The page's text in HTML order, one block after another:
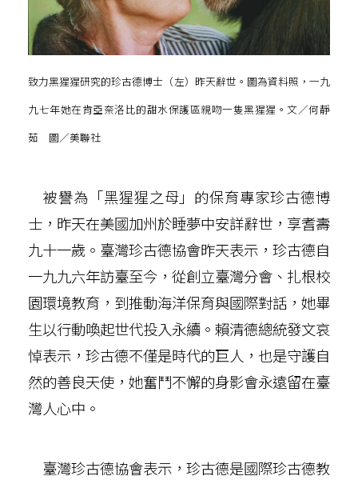
致力黑猩猩研究的珍古德博士（左）昨天辭世。圖為資料照，一九
九七年她在肯亞奈洛比的甜水保護區親吻一隻黑猩猩。文／何靜
茹 圖／美聯社
被譽為「黑猩猩之母」的保育專家珍古德博
士，昨天在美國加州於睡夢中安詳辭世，享耆壽
九十一歲。臺灣珍古德協會昨天表示，珍古德自
一九九六年訪臺至今，從創立臺灣分會、扎根校
園環境教育，到推動海洋保育與國際對話，她畢
生以行動喚起世代投入永續。賴清德總統發文哀
悼表示，珍古德不僅是時代的巨人，也是守護自
然的善良天使，她奮鬥不懈的身影會永遠留在臺
灣人心中。
臺灣珍古德協會表示，珍古德是國際珍古德教